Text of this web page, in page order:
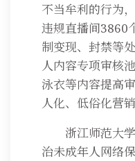
不当牟利的行为
违规直播间3860
制变现、封禁等
人内容专项审核
泳衣等内容提高
人化、低俗化营销
浙江师范大学
治未成年人网络